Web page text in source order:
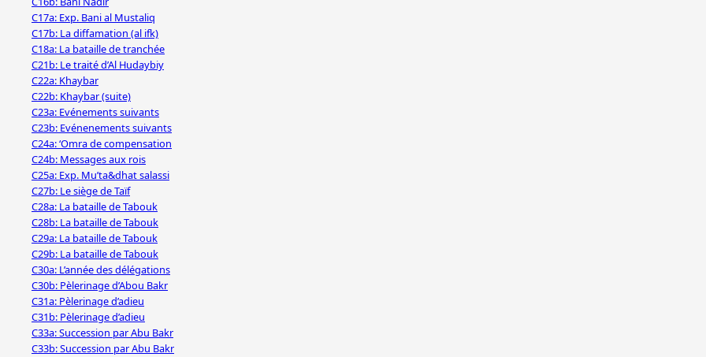
C17a: Exp. Bani al Mustaliq
C17b: La diffamation (al ifk)
C18a: La bataille de tranchée
C21b: Le traité d’Al Hudaybiy
C22a: Khaybar
C22b: Khaybar (suite)
C23a: Evénements suivants
C23b: Evénenements suivants
C24a: ‘Omra de compensation
C24b: Messages aux rois
C25a: Exp. Mu’ta&dhat salassi
C27b: Le siège de Taïf
C28a: La bataille de Tabouk
C28b: La bataille de Tabouk
C29a: La bataille de Tabouk
C29b: La bataille de Tabouk
C30a: L’année des délégations
C30b: Pèlerinage d’Abou Bakr
C31a: Pèlerinage d’adieu
C31b: Pèlerinage d’adieu
C33a: Succession par Abu Bakr
C33b: Succession par Abu Bakr